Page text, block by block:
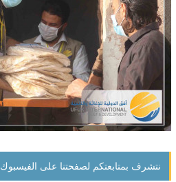
نتشرف بمتابعتكم لصفحتنا على الفيسبوك